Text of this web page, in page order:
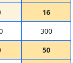
16
300
50